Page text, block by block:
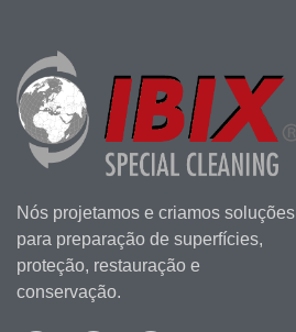
Nós projetamos e criamos soluções
para preparação de superfícies,
proteção, restauração e
conservação.